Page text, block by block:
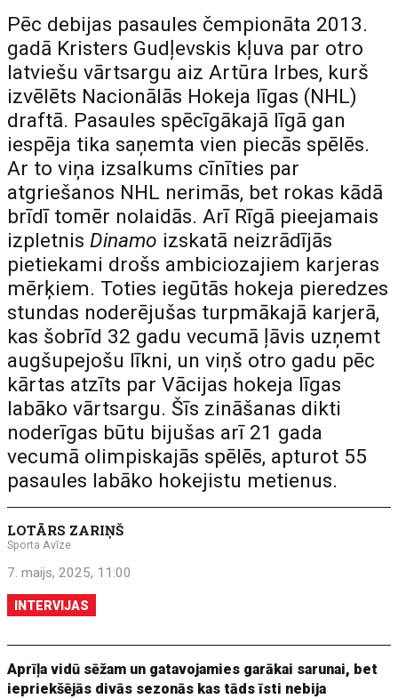
Pēc debijas pasaules čempionāta 2013.
gadā Kristers Gudļevskis kļuva par otro
latviešu vārtsargu aiz Artūra Irbes, kurš
izvēlēts Nacionālās Hokeja līgas (NHL)
draftā. Pasaules spēcīgākajā līgā gan
iespēja tika saņemta vien piecās spēlēs.
Ar to viņa izsalkums cīnīties par
atgriešanos NHL nerimās, bet rokas kādā
brīdī tomēr nolaidās. Arī Rīgā pieejamais
izpletnisDinamo izskatā neizrādījās
pietiekami drošs ambiciozajiem karjeras
mērķiem. Toties iegūtās hokeja pieredzes
stundas noderējušas turpmākajā karjerā,
kas šobrīd 32 gadu vecumā ļāvis uzņemt
augšupejošu līkni, un viņš otro gadu pēc
kārtas atzīts par Vācijas hokeja līgas
labāko vārtsargu. Šīs zināšanas dikti
noderīgas būtu bijušas arī 21 gada
vecumā olimpiskajās spēlēs, apturot 55
pasaules labāko hokejistu metienus.
LOTĀRS ZARIŅŠ
Sporta Avīze
7. maijs, 2025, 11:00
INTERVIJAS
Aprīļa vidū sēžam un gatavojamies garākai sarunai, bet
iepriekšējās divās sezonās kas tāds īsti nebija